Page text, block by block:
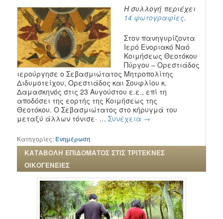
Η συλλογή περιέχει
14 φωτογραφίες.
Στον πανηγυρίζοντα
Ιερό Ενοριακό Ναό
Κοιμήσεως Θεοτόκου
Πύργου – Ορεστιάδος
ιερούργησε ο Σεβασμιώτατος Μητροπολίτης
Διδυμοτείχου, Ορεστιάδος και Σουφλίου κ.
Δαμασκηνός στις 23 Αυγούστου ε.ε., επί τη
αποδόσει της εορτής της Κοιμήσεως της
Θεοτόκου. Ο Σεβασμιώτατος στο κήρυγμά του
μεταξύ άλλων τόνισε· …Συνέχεια →
Κατηγορίες: Ενημέρωση
ΚΑΤΑΒΟΛΗ ΕΠΙΔΟΜΑΤΟΣ ΣΤΙΣ ΤΡΙΤΕΚΝΕΣ
ΟΙΚΟΓΕΝΕΙΕΣ